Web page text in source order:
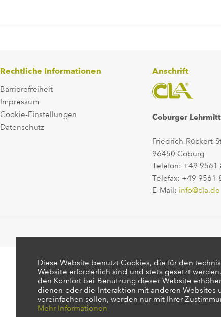
Rechtliche Informationen
Barrierefreiheit
Impressum
Cookie-Einstellungen
Datenschutz
Anschrift
Coburger
Friedrich-Rückert-
96450 Coburg
Telefon: +49 9561
Telefax: +49 9561
E-Mail: info@cla.de
Diese Website benutzt Cookies, die für den
Website erforderlich sind und stets gesetzt
den Komfort bei Benutzung dieser Website
dienen oder die Interaktion mit anderen Websites
vereinfachen sollen, werden nur mit Ihrer
Mehr Informationen